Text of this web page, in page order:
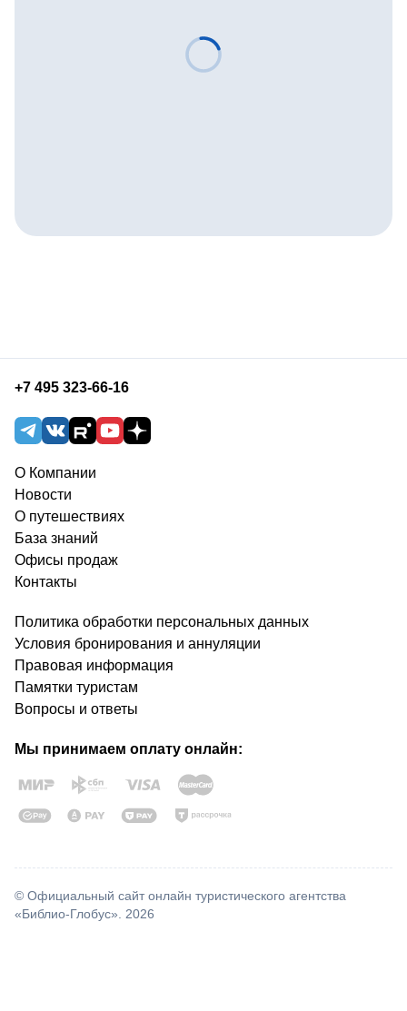
+7 495 323-66-16
О Компании
Новости
О путешествиях
База знаний
Офисы продаж
Контакты
Политика обработки персональных данных
Условия бронирования и аннуляции
Правовая информация
Памятки туристам
Вопросы и ответы
Мы принимаем оплату онлайн:
© Официальный сайт онлайн туристического агентства
«Библио-Глобус». 2026